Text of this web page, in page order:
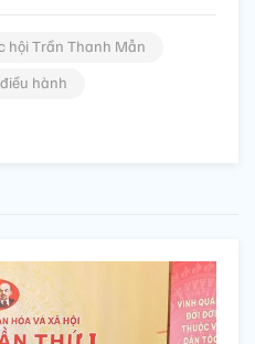
hội Trần Thanh Mẫn
điều hành